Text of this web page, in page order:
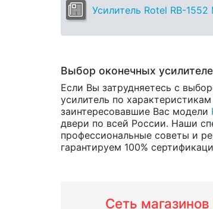
Усилитель Rotel RB-
Выбор оконечных
Если Вы затрудняетесь с
усилитель по
заинтересовавшие Вас модели
двери по всей России. Наши
профессиональные советы и
гарантируем 100%
Сеть